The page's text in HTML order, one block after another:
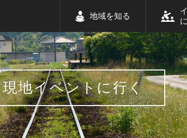
地域を知る
現地イベントに行く